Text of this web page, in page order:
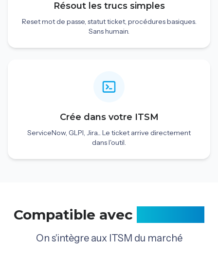
Résout les trucs simples
Reset mot de passe, statut ticket, procédures basiques.
Sans humain.
Crée dans votre ITSM
ServiceNow, GLPI, Jira... Le ticket arrive directement
dans l'outil.
Compatible avec
On s'intègre aux ITSM du marché